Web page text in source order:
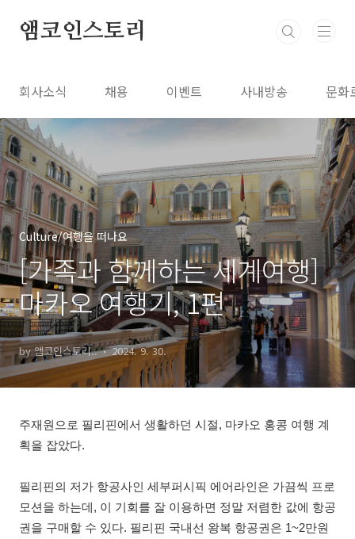
앰코인스토리
회사소식 채용 이벤트 사내방송 문화
Culture/여행을 떠나요
[가족과 함께하는 세계여행]
마카오 여행기, 1편
by 앰코인스토리.. 2024. 9. 30.
주재원으로 필리핀에서 생활하던 시절, 마카오 홍콩 여행 계
획을 잡았다.
필리핀의 저가 항공사인 세부퍼시픽 에어라인은 가끔씩 프로
모션을 하는데, 이 기회를 잘 이용하면 정말 저렴한 값에 항공
권을 구매할 수 있다. 필리핀 국내선 왕복 항공권은 1~2만원